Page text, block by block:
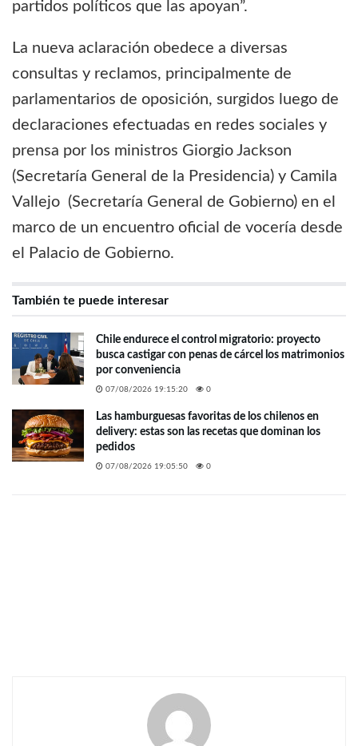
partidos políticos que las apoyan”.
La nueva aclaración obedece a diversas
consultas y reclamos, principalmente de
parlamentarios de oposición, surgidos luego de
declaraciones efectuadas en redes sociales y
prensa por los ministros Giorgio Jackson
(Secretaría General de la Presidencia) y Camila
Vallejo (Secretaría General de Gobierno) en el
marco de un encuentro oficial de vocería desde
el Palacio de Gobierno.
También te puede interesar
Chile endurece el control migratorio: proyecto
busca castigar con penas de cárcel los matrimonios
por conveniencia
07/08/2026 19:15:20 0
Las hamburguesas favoritas de los chilenos en
delivery: estas son las recetas que dominan los
pedidos
07/08/2026 19:05:50 0